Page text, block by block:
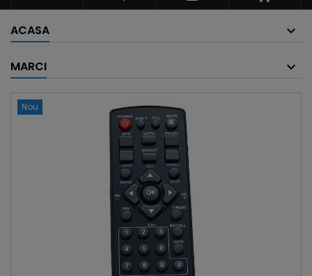
ACASA
MARCI
Nou